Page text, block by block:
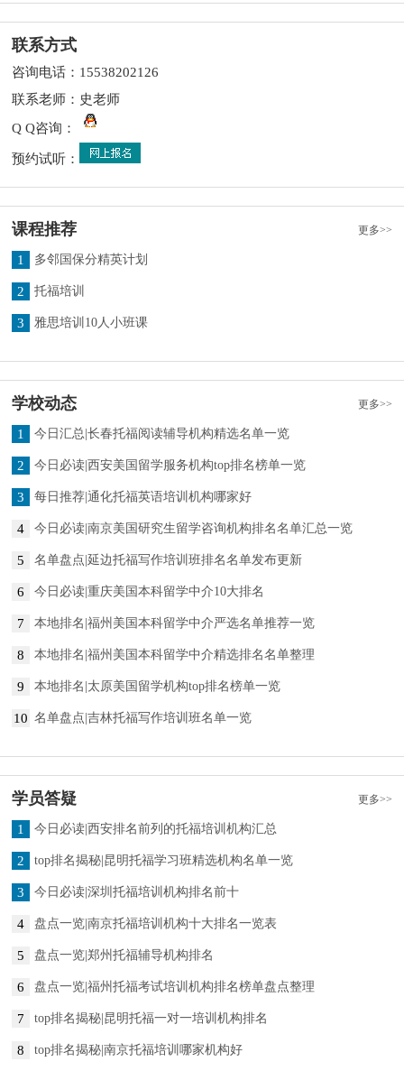
联系方式
咨询电话：15538202126
联系老师：史老师
Q Q咨询：
预约试听：
更多>>
课程推荐
1 多邻国保分精英计划
2 托福培训
3 雅思培训10人小班课
更多>>
学校动态
1 今日汇总|长春托福阅读辅导机构精选名单一览
2 今日必读|西安美国留学服务机构top排名榜单一览
3 每日推荐|通化托福英语培训机构哪家好
4 今日必读|南京美国研究生留学咨询机构排名名单汇总一览
5 名单盘点|延边托福写作培训班排名名单发布更新
6 今日必读|重庆美国本科留学中介10大排名
7 本地排名|福州美国本科留学中介严选名单推荐一览
8 本地排名|福州美国本科留学中介精选排名名单整理
9 本地排名|太原美国留学机构top排名榜单一览
10 名单盘点|吉林托福写作培训班名单一览
更多>>
学员答疑
1 今日必读|西安排名前列的托福培训机构汇总
2 top排名揭秘|昆明托福学习班精选机构名单一览
3 今日必读|深圳托福培训机构排名前十
4 盘点一览|南京托福培训机构十大排名一览表
5 盘点一览|郑州托福辅导机构排名
6 盘点一览|福州托福考试培训机构排名榜单盘点整理
7 top排名揭秘|昆明托福一对一培训机构排名
8 top排名揭秘|南京托福培训哪家机构好